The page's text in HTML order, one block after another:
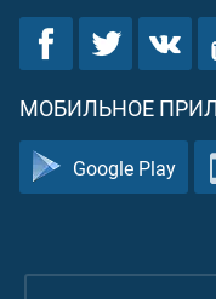
МОБИЛЬНОЕ
Google Play